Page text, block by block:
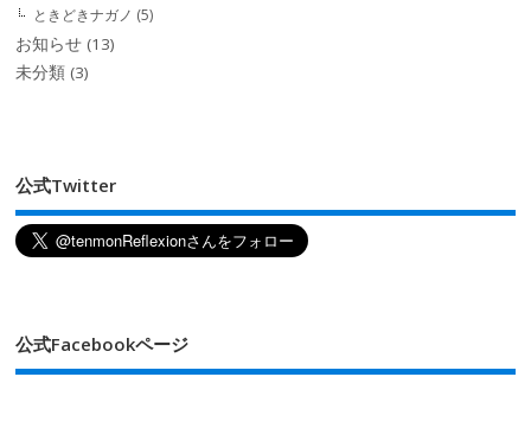
ときどきナガノ (5)
お知らせ (13)
未分類 (3)
公式Twitter
公式Facebookページ